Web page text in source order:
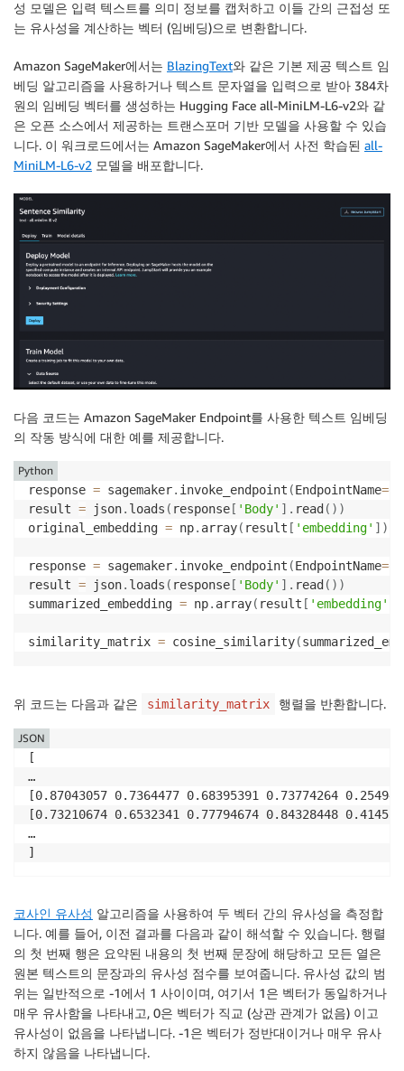
성 모델은 입력 텍스트를 의미 정보를 캡처하고 이들 간의 근접성 또
는 유사성을 계산하는 벡터 (임베딩)으로 변환합니다.
Amazon SageMaker에서는 BlazingText와 같은 기본 제공 텍스트 임
베딩 알고리즘을 사용하거나 텍스트 문자열을 입력으로 받아 384차
원의 임베딩 벡터를 생성하는 Hugging Face all-MiniLM-L6-v2와 같
은 오픈 소스에서 제공하는 트랜스포머 기반 모델을 사용할 수 있습
니다. 이 워크로드에서는 Amazon SageMaker에서 사전 학습된 all-
MiniLM-L6-v2 모델을 배포합니다.
다음 코드는 Amazon SageMaker Endpoint를 사용한 텍스트 임베딩
의 작동 방식에 대한 예를 제공합니다.
response = sagemaker. invoke_endpoint (EndpointName=
result = json. loads ( response [ 'Body' ] . read ( ) )
original_embedding = np. array( result [ 'embedding' ] )
response = sagemaker. invoke_endpoint (EndpointName=
result = json. loads ( response [ 'Body' ] . read ( ) )
summarized_embedding = np. array( result [ 'embedding'
similarity_matrix = cosine_similarity(
Python
위 코드는 다음과 같은 similarity_matrix 행렬을 반환합니다.
[
…
[0.87043057 0.7364477 0.68395391 0.73774264
[0.73210674 0.6532341 0.77794674 0.84328448
…
]
JSON
코사인 유사성 알고리즘을 사용하여 두 벡터 간의 유사성을 측정합
니다. 예를 들어, 이전 결과를 다음과 같이 해석할 수 있습니다. 행렬
의 첫 번째 행은 요약된 내용의 첫 번째 문장에 해당하고 모든 열은
원본 텍스트의 문장과의 유사성 점수를 보여줍니다. 유사성 값의 범
위는 일반적으로 -1에서 1 사이이며, 여기서 1은 벡터가 동일하거나
매우 유사함을 나타내고, 0은 벡터가 직교 (상관 관계가 없음) 이고
유사성이 없음을 나타냅니다. -1은 벡터가 정반대이거나 매우 유사
하지 않음을 나타냅니다.